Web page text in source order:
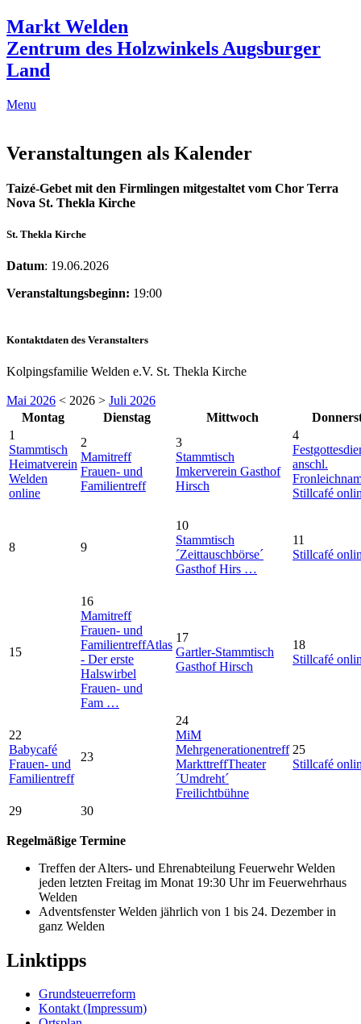
Markt Welden
Zentrum des Holzwinkels Augsburger
Land
Menu
Veranstaltungen als Kalender
Taizé-Gebet mit den Firmlingen mitgestaltet vom Chor Terra
Nova St. Thekla Kirche
St. Thekla Kirche
Datum: 19.06.2026
Veranstaltungsbeginn: 19:00
Kontaktdaten des Veranstalters
Kolpingsfamilie Welden e.V. St. Thekla Kirche
Mai 2026 < 2026 > Juli 2026
Montag
Dienstag Mittwoch
1
Stammtisch
Heimatverein
Welden
online
2
Mamitreff
Frauen- und
Familientreff
3
Stammtisch
Imkerverein Gasthof
Hirsch
4
anschl.
Stillcafé
8 9
10
Stammtisch
´Zeittauschbörse´
Gasthof Hirs …
11
Stillcafé
15
16
Mamitreff
Frauen- und
FamilientreffAtlas
- Der erste
Halswirbel
Frauen- und
Fam …
17
Gartler-Stammtisch
Gasthof Hirsch
18
Stillcafé
22
Babycafé
Frauen- und
Familientreff
23
24
MiM
Mehrgenerationentreff
MarkttreffTheater
´Umdreht´
Freilichtbühne
25
Stillcafé
29 30
Regelmäßige Termine
Treffen der Alters- und Ehrenabteilung Feuerwehr Welden
jeden letzten Freitag im Monat 19:30 Uhr im Feuerwehrhaus
Welden
Adventsfenster Welden jährlich von 1 bis 24. Dezember in
ganz Welden
Linktipps
Grundsteuerreform
Kontakt (Impressum)